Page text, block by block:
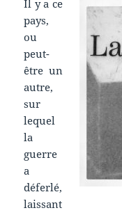
Il y a ce
pays,
ou
peut-
être un
autre,
sur
lequel
la
guerre
a
déferlé,
laissant